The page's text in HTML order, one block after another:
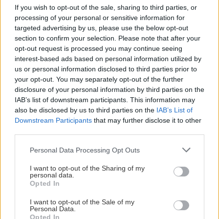
If you wish to opt-out of the sale, sharing to third parties, or
processing of your personal or sensitive information for
targeted advertising by us, please use the below opt-out
section to confirm your selection. Please note that after your
opt-out request is processed you may continue seeing
interest-based ads based on personal information utilized by
us or personal information disclosed to third parties prior to
your opt-out. You may separately opt-out of the further
disclosure of your personal information by third parties on the
IAB’s list of downstream participants. This information may
also be disclosed by us to third parties on the IAB’s List of
Downstream Participants that may further disclose it to other
Please note that this website/app uses one or more Google
not limited to your visit or usage behaviour. You may click to
grant or deny consent to Google and its third-party tags to
use your data for below specified purposes in below Google
consent section.
Personal Data Processing Opt Outs
I want to opt-out of the Sharing of my
personal data.
Opted In
I want to opt-out of the Sale of my
Personal Data.
Opted In
«Μπουμπουλίνας 18», σκηνοθεσία Σοφία
Καραγιάννη
Από τα πιο εμβληματικά και αναγνωρίσιμα
κείμενα της Μεταπολίτευσης, η μαρτυρία της
Αρσένη εκδόθηκε το 1975 σφραγίζοντας με τον
τίτλο Μπουμπουλίνας 18 μια ολόκληρη εποχή. Το
αυτοβιογραφικό αφήγημα σε μορφή μονολόγου
ερμηνεύει η ηθοποιός Αμαλία Αρσένη, έχοντας
της ζωντανής αυτής μαρτυρίας.
Περισσότερα για την παράσταση εδώ:
https://aefestival.gr/festival_events/mpoympoyli